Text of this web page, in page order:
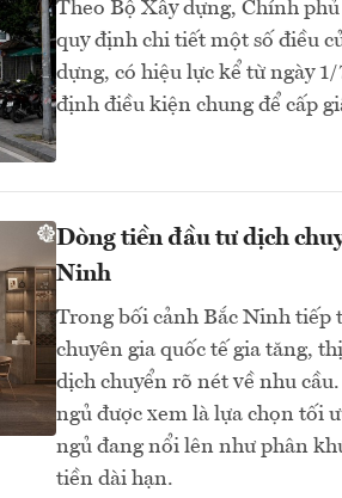
Theo Bộ Xây dựng, Chính
quy định chi tiết một số điều
dựng, có hiệu lực kể từ ngày
định điều kiện chung để cấp
Dòng tiền đầu tư dịch
Ninh
Trong bối cảnh Bắc Ninh tiếp
chuyên gia quốc tế gia tăng,
dịch chuyển rõ nét về nhu
ngủ được xem là lựa chọn tối
ngủ đang nổi lên như phân
tiền dài hạn.